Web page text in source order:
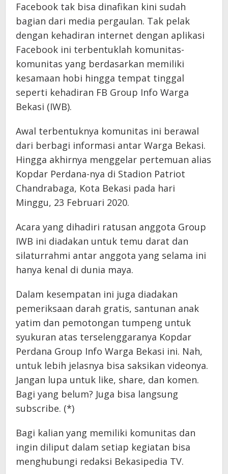
Facebook tak bisa dinafikan kini sudah
bagian dari media pergaulan. Tak pelak
dengan kehadiran internet dengan aplikasi
Facebook ini terbentuklah komunitas-
komunitas yang berdasarkan memiliki
kesamaan hobi hingga tempat tinggal
seperti kehadiran FB Group Info Warga
Bekasi (IWB).
Awal terbentuknya komunitas ini berawal
dari berbagi informasi antar Warga Bekasi.
Hingga akhirnya menggelar pertemuan alias
Kopdar Perdana-nya di Stadion Patriot
Chandrabaga, Kota Bekasi pada hari
Minggu, 23 Februari 2020.
Acara yang dihadiri ratusan anggota Group
IWB ini diadakan untuk temu darat dan
silaturrahmi antar anggota yang selama ini
hanya kenal di dunia maya.
Dalam kesempatan ini juga diadakan
pemeriksaan darah gratis, santunan anak
yatim dan pemotongan tumpeng untuk
syukuran atas terselenggaranya Kopdar
Perdana Group Info Warga Bekasi ini. Nah,
untuk lebih jelasnya bisa saksikan videonya.
Jangan lupa untuk like, share, dan komen.
Bagi yang belum? Juga bisa langsung
subscribe. (*)
Bagi kalian yang memiliki komunitas dan
ingin diliput dalam setiap kegiatan bisa
menghubungi redaksi Bekasipedia TV.